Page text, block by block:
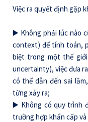
Việc ra quyết định gặp
▶️ Không phải lúc nào
context) để tính toán,
biệt trong một thế
uncertainty), việc đưa
có thể dẫn đến sai
từng xảy ra;
▶️ Không có quy trình
trường hợp khẩn cấp